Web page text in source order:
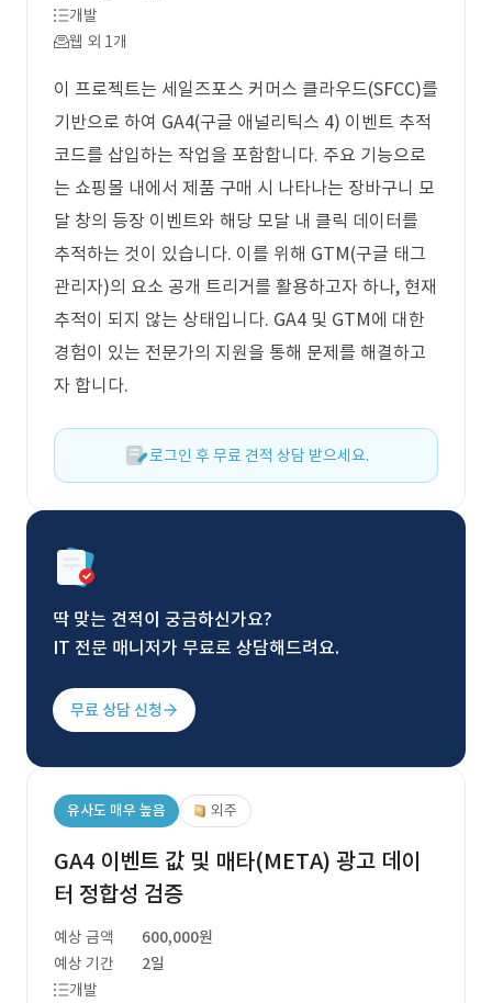
개발
웹 외 1개
이 프로젝트는 세일즈포스 커머스 클라우드(SFCC)를
기반으로 하여 GA4(구글 애널리틱스 4) 이벤트 추적
코드를 삽입하는 작업을 포함합니다. 주요 기능으로
는 쇼핑몰 내에서 제품 구매 시 나타나는 장바구니 모
달 창의 등장 이벤트와 해당 모달 내 클릭 데이터를
추적하는 것이 있습니다. 이를 위해 GTM(구글 태그
관리자)의 요소 공개 트리거를 활용하고자 하나, 현재
추적이 되지 않는 상태입니다. GA4 및 GTM에 대한
경험이 있는 전문가의 지원을 통해 문제를 해결하고
자 합니다.
로그인 후 무료 견적 상담 받으세요.
딱 맞는 견적이 궁금하신가요?
IT 전문 매니저가 무료로 상담해드려요.
무료 상담 신청
유사도 매우 높음 외주
GA4 이벤트 값 및 매타(META) 광고 데이
터 정합성 검증
예상 금액
600,000원
예상 기간
2일
개발